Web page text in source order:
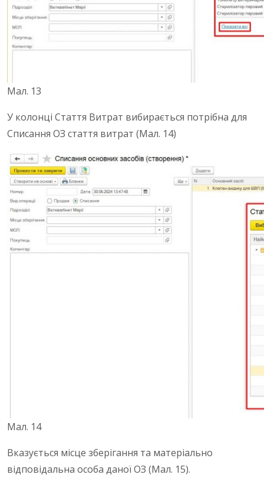
Мал. 13
У колонці Стаття Витрат вибирається потрібна для
Списання ОЗ стаття витрат (Мал. 14)
Мал. 14
Вказується місце зберігання та матеріально
відповідальна особа даної ОЗ (Мал. 15).